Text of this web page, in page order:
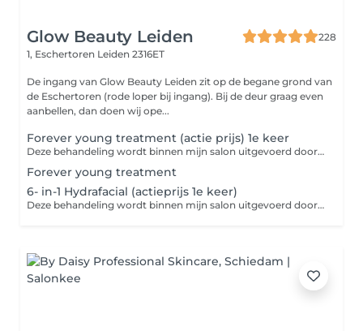
Glow Beauty Leiden
228
1, Eschertoren Leiden 2316ET
De ingang van Glow Beauty Leiden zit op de begane grond van
de Eschertoren (rode loper bij ingang). Bij de deur graag even
aanbellen, dan doen wij ope...
Forever young treatment (actie prijs) 1e keer
Deze behandeling wordt binnen mijn salon uitgevoerd door mij (Madelon) of mijn collega (Angelina), afhankelijk van beschikbaarheid. Combinatiebehandeling van Koreaanse zuurstofbehandeling incl peeling en microneedling Actie aanbieding van 248 naar 149,- +€40 voor hals +€50 voor hals + décolleté
Forever young treatment
6- in-1 Hydrafacial (actieprijs 1e keer)
Deze behandeling wordt binnen mijn salon uitgevoerd door mij (Madelon) of mijn collega (Angelina), afhankelijk van beschikbaarheid. Bij deze behandeling wordt gebruik gemaakt van de ASTERO® Aqua 11-in-1 systeem. In deze behandeling en is een compleet huidverzorgingssysteem dat elf krachtige technologieën combineert voor dieptereiniging, hydratatie en huidverbetering. Met functies zoals Aqua Peeling, Astero Oxygen, Nano Mesotherapie, RF, Ultrasound en AI Huidanalyse Nu tijdelijk met korting van 175,- voor 129,- Kosten voor extra delen: +€40 voor hals +€50 voor hals + décolleté